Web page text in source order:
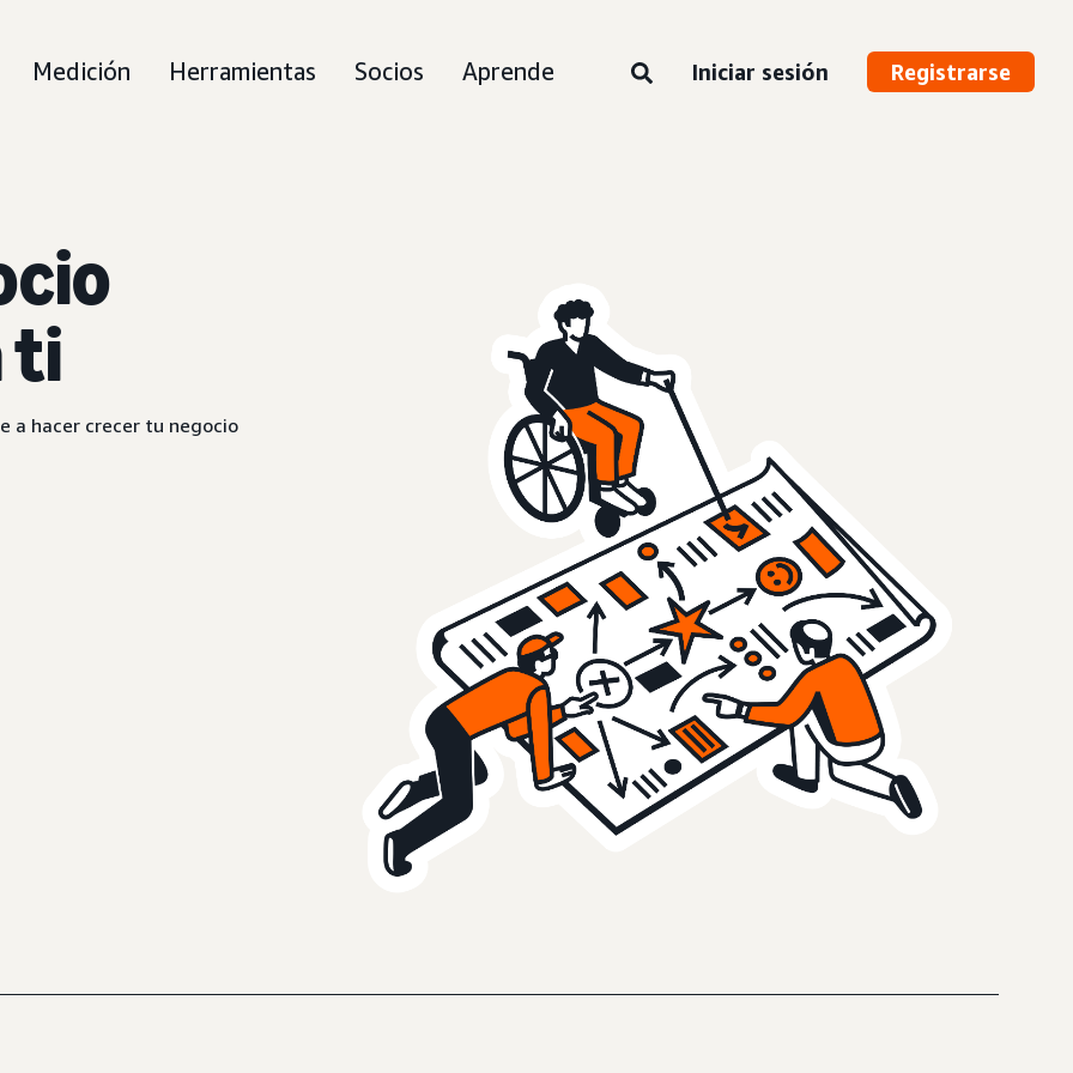
Medición Herramientas Socios Aprende Iniciar sesión Registrarse
ti
a hacer crecer tu negocio